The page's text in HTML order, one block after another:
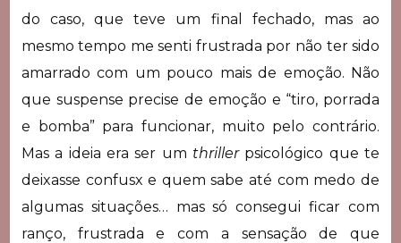
do caso, que teve um final fechado, mas ao
mesmo tempo me senti frustrada por não ter sido
amarrado com um pouco mais de emoção. Não
que suspense precise de emoção e “tiro, porrada
e bomba” para funcionar, muito pelo contrário.
Mas a ideia era ser um thriller psicológico que te
deixasse confusx e quem sabe até com medo de
algumas situações… mas só consegui ficar com
ranço, frustrada e com a sensação de que